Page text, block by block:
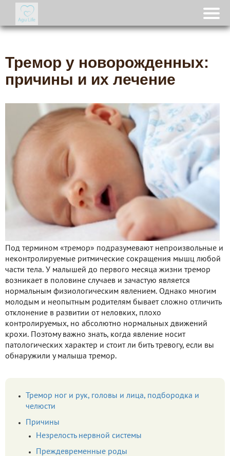
Тремор у новорожденных:
причины и их лечение
Под термином «тремор» подразумевают непроизвольные и
неконтролируемые ритмические сокращения мышц любой
части тела. У малышей до первого месяца жизни тремор
возникает в половине случаев и зачастую является
нормальным физиологическим явлением. Однако многим
молодым и неопытным родителям бывает сложно отличить
отклонение в развитии от неловких, плохо
контролируемых, но абсолютно нормальных движений
крохи. Поэтому важно знать, когда явление носит
патологических характер и стоит ли бить тревогу, если вы
обнаружили у малыша тремор.
Тремор ног и рук, головы и лица, подбородка и
челюсти
Причины
Незрелость нервной системы
Преждевременные роды